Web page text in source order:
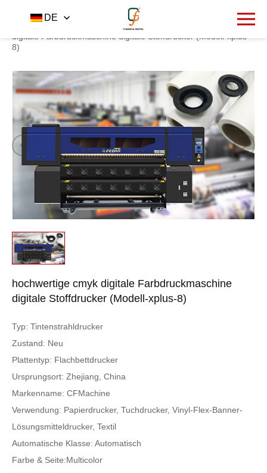
DE
Startseite Drucker
digitale Farbdruckmaschine digitale Stoffdrucker (Modell-xplus-
8)
hochwertige cmyk digitale Farbdruckmaschine
digitale Stoffdrucker (Modell-xplus-8)
Typ: Tintenstrahldrucker
Zustand: Neu
Plattentyp: Flachbettdrucker
Ursprungsort: Zhejiang, China
Markenname: CFMachine
Verwendung: Papierdrucker, Tuchdrucker, Vinyl-Flex-Banner-
Lösungsmitteldrucker, Textil
Automatische Klasse: Automatisch
Farbe & Seite:Multicolor